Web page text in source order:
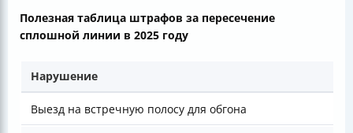
Полезная таблица штрафов за пересечение
сплошной линии в 2025 году
Нарушение
Выезд на встречную полосу для обгона